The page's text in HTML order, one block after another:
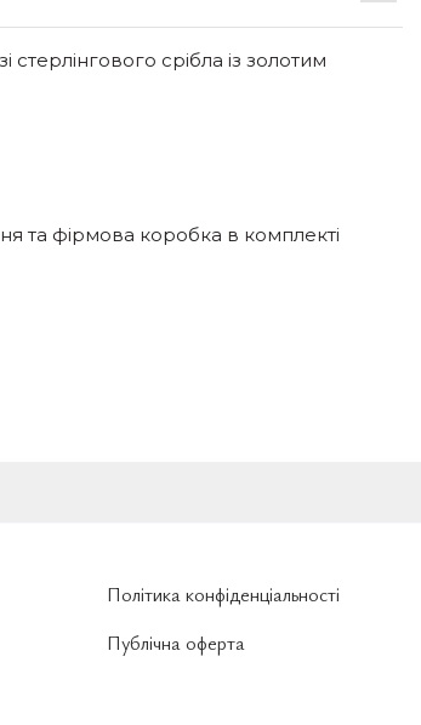
срібла із золотим
та фірмова коробка в комплекті
Політика конфіденціальності
Публічна оферта